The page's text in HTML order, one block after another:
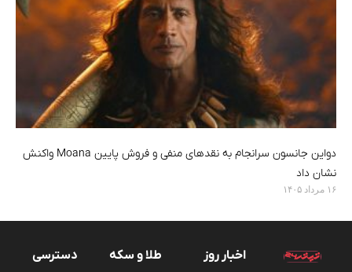
دواین جانسون سرانجام به نقدهای منفی و فروش پایین Moana واکنش
نشان داد
۱۶ مرداد ۱۴۰۵
اخبار روز طلا و سکه
دسترسی